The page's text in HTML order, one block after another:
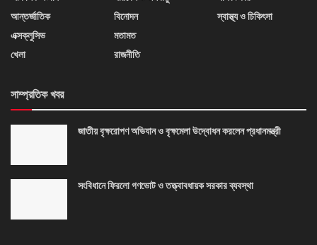
আন্তর্জাতিক
এক্সক্লুসিভ
খেলা
বিনোদন
মতামত
রাজনীতি
স্বাস্থ্য ও চিকিৎসা
সাম্প্রতিক খবর
জাতীয় বৃক্ষরোপণ অভিযান ও বৃক্ষমেলা উদ্বোধন করলেন প্রধানমন্ত্রী
সংবিধানে ফিরলো গণভোট ও তত্ত্বাবধায়ক সরকার ব্যবস্থা